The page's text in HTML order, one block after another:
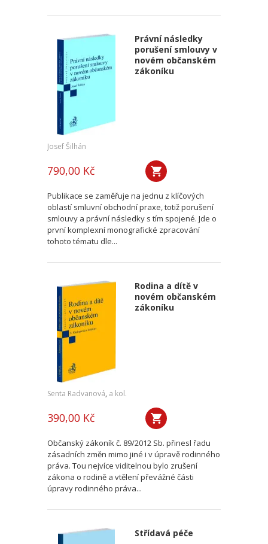
Právní následky
porušení smlouvy v
novém občanském
zákoníku
Josef Šilhán
790,00 Kč
Publikace se zaměřuje na jednu z klíčových
oblastí smluvní obchodní praxe, totiž porušení
smlouvy a právní následky s tím spojené. Jde o
první komplexní monografické zpracování
tohoto tématu dle...
Rodina a dítě v
novém občanském
zákoníku
Senta Radvanová, a kol.
390,00 Kč
Občanský zákoník č. 89/2012 Sb. přinesl řadu
zásadních změn mimo jiné i v úpravě rodinného
práva. Tou nejvíce viditelnou bylo zrušení
zákona o rodině a vtělení převážné části
úpravy rodinného práva...
Střídavá péče